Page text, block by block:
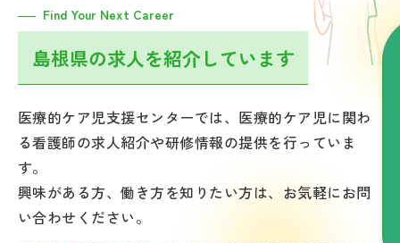
Find Your Next Career
島根県の求人を紹介しています
医療的ケア児支援センターでは、医療的ケア児に関わ
る看護師の求人紹介や研修情報の提供を行っていま
す。
興味がある方、働き方を知りたい方は、お気軽にお問
い合わせください。